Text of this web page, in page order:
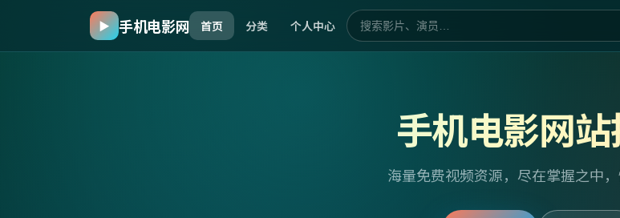
▶ 手机电影网 首页 分类 个人中心
手机电影网
海量免费视频资源，尽在掌握之中